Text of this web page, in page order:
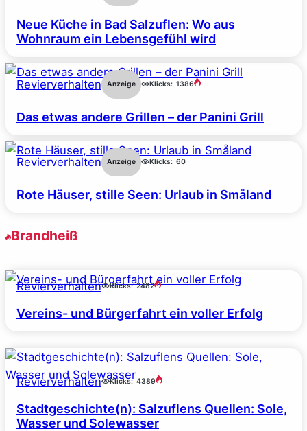
Neue Küche in Bad Salzuflen: Wo aus
Wohnraum ein Lebensgefühl wird
Revierverhalten Anzeige Klicks: 1386
Das etwas andere Grillen – der Panini Grill
Revierverhalten Anzeige Klicks: 60
Rote Häuser, stille Seen: Urlaub in Småland
Brandheiß
Revierverhalten Klicks: 2482
Vereins- und Bürgerfahrt ein voller Erfolg
Revierverhalten Klicks: 4389
Stadtgeschichte(n): Salzuflens Quellen: Sole,
Wasser und Solewasser